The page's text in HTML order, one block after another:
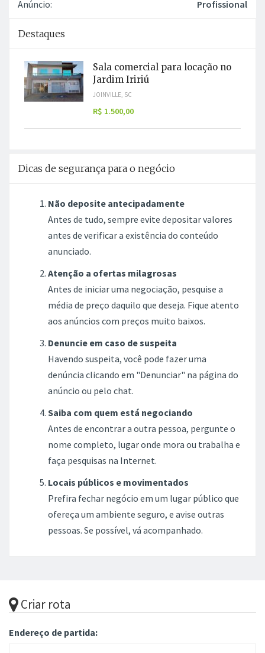
Anúncio: Profissional
Destaques
Sala comercial para locação no
Jardim Iririú
JOINVILLE, SC
R$ 1.500,00
Dicas de segurança para o negócio
Não deposite antecipadamente
Antes de tudo, sempre evite depositar valores
antes de verificar a existência do conteúdo
anunciado.
Atenção a ofertas milagrosas
Antes de iniciar uma negociação, pesquise a
média de preço daquilo que deseja. Fique atento
aos anúncios com preços muito baixos.
Denuncie em caso de suspeita
Havendo suspeita, você pode fazer uma
denúncia clicando em "Denunciar" na página do
anúncio ou pelo chat.
Saiba com quem está negociando
Antes de encontrar a outra pessoa, pergunte o
nome completo, lugar onde mora ou trabalha e
faça pesquisas na Internet.
Locais públicos e movimentados
Prefira fechar negócio em um lugar público que
ofereça um ambiente seguro, e avise outras
pessoas. Se possível, vá acompanhado.
Criar rota
Endereço de partida: